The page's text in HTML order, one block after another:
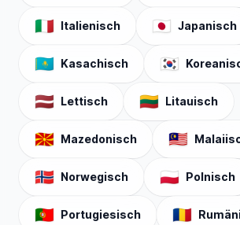
🇮🇹 Italienisch 🇯🇵 Japanisch
🇰🇿 Kasachisch 🇰🇷
🇱🇻 Lettisch 🇱🇹 Litauisch
🇲🇰 Mazedonisch 🇲🇾
🇳🇴 Norwegisch 🇵🇱 Polnisch
🇵🇹 Portugiesisch 🇷🇴